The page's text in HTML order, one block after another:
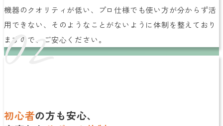
機器のクオリティが低い、プロ仕様でも使い方が分からず活
用できない、そのようなことがないように体制を整えており
ますので、ご安心ください。
02
初心者の方も安心、